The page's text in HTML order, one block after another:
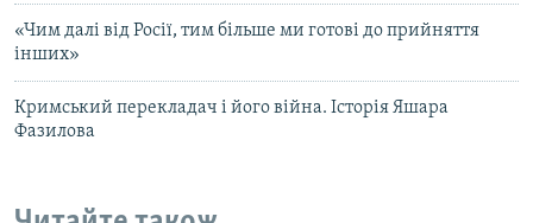
«Чим далі від Росії, тим більше ми готові до прийняття
інших»
Кримський перекладач і його війна. Історія Яшара
Фазилова